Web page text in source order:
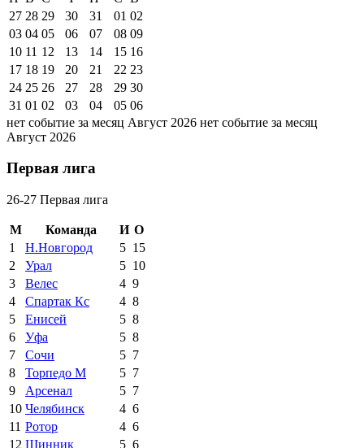
27 28 29 30 31 01 02
03 04 05 06 07 08 09
10 11 12 13 14 15 16
17 18 19 20 21 22 23
24 25 26 27 28 29 30
31 01 02 03 04 05 06
нет событие за месяц Август 2026 нет событие за месяц
Август 2026
Первая лига
26-27 Первая лига
М Команда И О
1
Н.Новгород 5 15
2
Урал 5 10
3
Велес 4 9
4
Спартак Кс 4 8
5
Енисей 5 8
6
Уфа 5 8
7
Сочи 5 7
8
Торпедо М 5 7
9
Арсенал 5 7
10 Челябинск 4 6
11 Ротор 4 6
12 Шинник 5 6